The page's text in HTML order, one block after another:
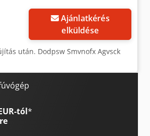
Ajánlatkérés
elküldése
után. Dodpsw Smvnofx Agvsck
tól*